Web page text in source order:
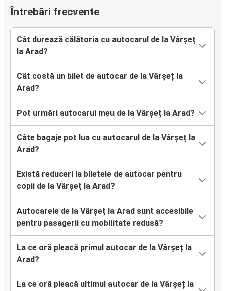
Întrebări frecvente
Cât durează călătoria cu autocarul de la Vârșeț
la Arad?
Cât costă un bilet de autocar de la Vârșeț la
Arad?
Pot urmări autocarul meu de la Vârșeț la Arad?
Câte bagaje pot lua cu autocarul de la Vârșeț la
Arad?
Există reduceri la biletele de autocar pentru
copii de la Vârșeț la Arad?
Autocarele de la Vârșeț la Arad sunt accesibile
pentru pasagerii cu mobilitate redusă?
La ce oră pleacă primul autocar de la Vârșeț la
Arad?
La ce oră pleacă ultimul autocar de la Vârșeț la